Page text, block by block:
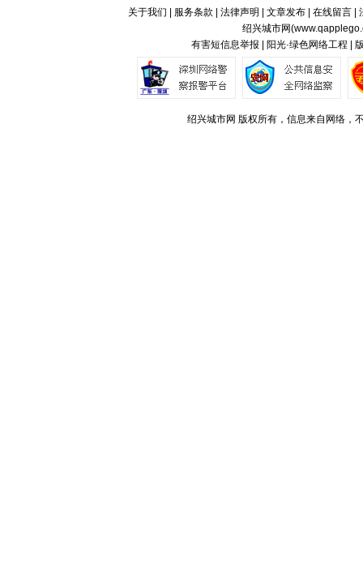
关于我们 服务条款 法律声明 文章发布| 在线留言|
绍兴城市网(
有害短信息举报 | 阳光·绿色网络工程 |
绍兴城市网 版权所有，信息来自网络，